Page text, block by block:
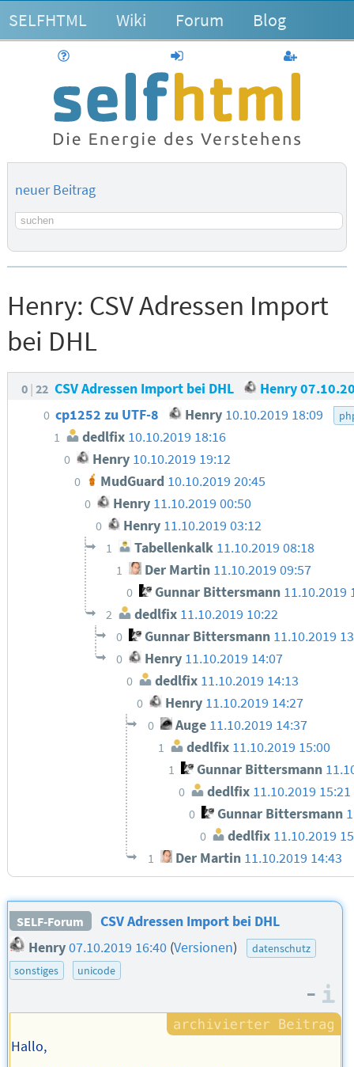
SELFHTML Wiki Forum Blog
anmelden
neuer Beitrag
Suchbegriff
Henry: CSV Adressen Import
bei DHL
0 22 CSV Adressen Import bei DHL Henry
0 cp1252 zu UTF-8 Henry 10.10.2019 18:09
1 dedlfix 10.10.2019 18:16
0 Henry 10.10.2019 19:12
0 MudGuard 10.10.2019 20:45
0 Henry 11.10.2019 00:50
0 Henry 11.10.2019 03:12
1 Tabellenkalk 11.10.2019 08:18
1 Der Martin 11.10.2019 09:57
0 Gunnar Bittersmann 11.10.2019
2 dedlfix 11.10.2019 10:22
0 Gunnar Bittersmann 11.10.2019
0 Henry 11.10.2019 14:07
0 dedlfix 11.10.2019 14:13
0 Henry 11.10.2019 14:27
0 Auge 11.10.2019 14:37
1 dedlfix 11.10.2019 15:00
1 Gunnar Bittersmann
0 dedlfix 11.10.2019 15:21
0 Gunnar Bittersmann
0 dedlfix 11.10.2019
1 Der Martin 11.10.2019 14:43
SELF-Forum
CSV Adressen Import bei DHL
Henry 07.10.2019 16:40 (Versionen)
datenschutz
sonstiges
unicode
–
Hallo,